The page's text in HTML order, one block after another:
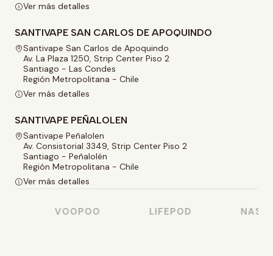
Ver más detalles
SANTIVAPE SAN CARLOS DE APOQUINDO
Santivape San Carlos de Apoquindo
Av. La Plaza 1250, Strip Center Piso 2
Santiago - Las Condes
Región Metropolitana - Chile
Ver más detalles
SANTIVAPE PEÑALOLEN
Santivape Peñalolen
Av. Consistorial 3349, Strip Center Piso 2
Santiago - Peñalolén
Región Metropolitana - Chile
Ver más detalles
VOOPOO LIFEPOD NASTY